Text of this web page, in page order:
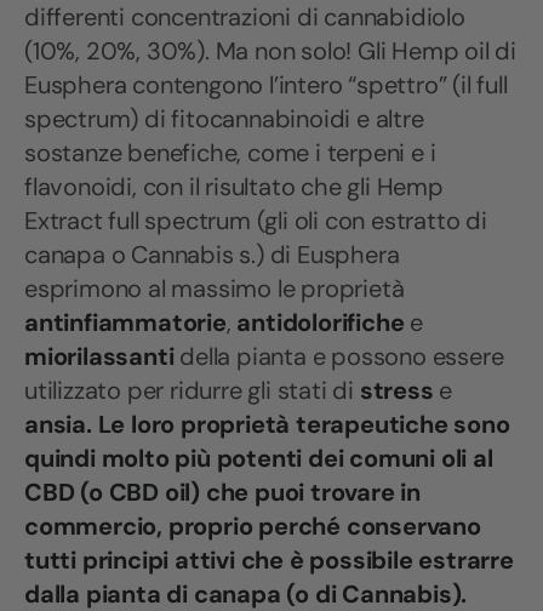
differenti concentrazioni di cannabidiolo
(10%, 20%, 30%). Ma non solo! Gli Hemp oil di
Eusphera contengono l’intero “spettro” (il full
spectrum) di fitocannabinoidi e altre
sostanze benefiche, come i terpeni e i
flavonoidi, con il risultato che gli Hemp
Extract full spectrum (gli oli con estratto di
canapa o Cannabis s.) di Eusphera
esprimono al massimo le proprietà
antinfiammatorie, antidolorifiche e
miorilassantidella pianta e possono essere
utilizzato per ridurre gli stati di stress e
ansia. Le loro proprietà terapeutiche sono
quindi molto più potenti dei comuni oli al
CBD (o CBD oil) che puoi trovare in
commercio, proprio perché conservano
tutti principi attivi che è possibile estrarre
dalla pianta di canapa (o di Cannabis).